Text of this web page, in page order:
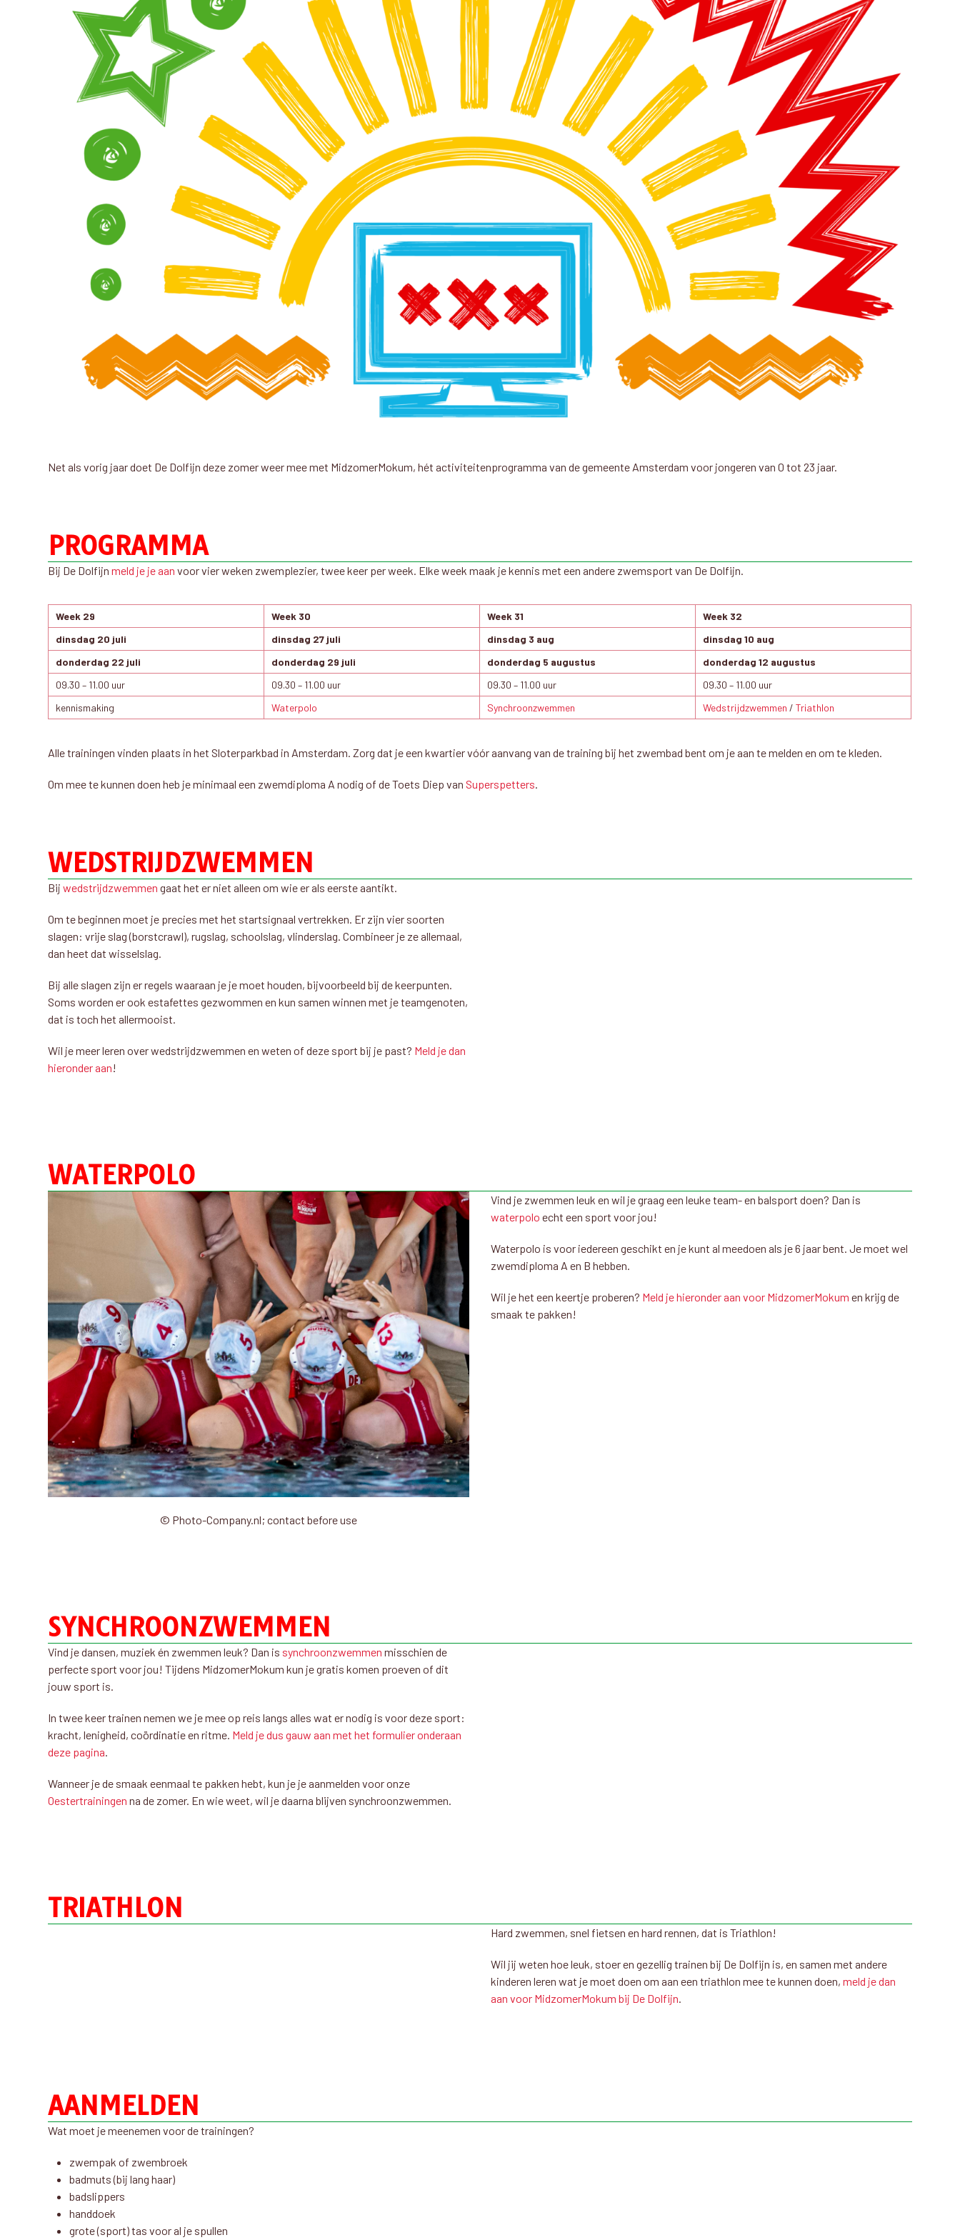
Net als vorig jaar doet De Dolfijn deze zomer weer mee met MidzomerMokum, hét activiteitenprogramma van de gemeente Amsterdam voor jongeren van 0 tot 23 jaar.
PROGRAMMA
Bij De Dolfijnmeld je je aan voor vier weken zwemplezier, twee keer per week. Elke week maak je kennis met een andere zwemsport van De Dolfijn.
Week 29 Week 30 Week 31
Week 32
dinsdag 20 juli
dinsdag 27 juli dinsdag 3 aug
dinsdag 10 aug
donderdag 22 juli
donderdag 29 juli donderdag 5 augustus
donderdag 12 augustus
09.30 – 11.00 uur
09.30 – 11.00 uur 09.30 – 11.00 uur
09.30 – 11.00 uur
kennismaking
Waterpolo Synchroonzwemmen Wedstrijdzwemmen /Triathlon
Alle trainingen vinden plaats in het Sloterparkbad in Amsterdam. Zorg dat je een kwartier vóór aanvang van de training bij het zwembad bent om je aan te melden en om te kleden.
Om mee te kunnen doen heb je minimaal een zwemdiploma A nodig of de Toets Diep van Superspetters.
WEDSTRIJDZWEMMEN
Bijwedstrijdzwemmen gaat het er niet alleen om wie er als eerste aantikt.
Om te beginnen moet je precies met het startsignaal vertrekken. Er zijn vier soorten
slagen: vrije slag (borstcrawl), rugslag, schoolslag, vlinderslag. Combineer je ze allemaal,
dan heet dat wisselslag.
Bij alle slagen zijn er regels waaraan je je moet houden, bijvoorbeeld bij de keerpunten.
Soms worden er ook estafettes gezwommen en kun samen winnen met je teamgenoten,
dat is toch het allermooist.
Wil je meer leren over wedstrijdzwemmen en weten of deze sport bij je past? Meld je dan
hieronder aan!
WATERPOLO
© Photo-Company.nl; contact before use
Vind je zwemmen leuk en wil je graag een leuke team- en balsport doen? Dan is
waterpolo echt een sport voor jou!
Waterpolo is voor iedereen geschikt en je kunt al meedoen als je 6 jaar bent. Je moet wel
zwemdiploma A en B hebben.
Wil je het een keertje proberen? Meld je hieronder aan voor MidzomerMokum en krijg de
smaak te pakken!
SYNCHROONZWEMMEN
Vind je dansen, muziek én zwemmen leuk? Dan is synchroonzwemmen misschien de
perfecte sport voor jou! Tijdens MidzomerMokum kun je gratis komen proeven of dit
jouw sport is.
In twee keer trainen nemen we je mee op reis langs alles wat er nodig is voor deze sport:
kracht, lenigheid, coördinatie en ritme. Meld je dus gauw aan met het formulier onderaan
deze pagina
Wanneer je de smaak eenmaal te pakken hebt, kun je je aanmelden voor onze
Oestertrainingen na de zomer. En wie weet, wil je daarna blijven synchroonzwemmen.
TRIATHLON
Hard zwemmen, snel fietsen en hard rennen, dat is Triathlon!
Wil jij weten hoe leuk, stoer en gezellig trainen bij De Dolfijn is, en samen met andere
kinderen leren wat je moet doen om aan een triathlon mee te kunnen doen, meld je dan
aan voor MidzomerMokum bij De Dolfijn
AANMELDEN
Wat moet je meenemen voor de trainingen?
zwempak of zwembroek
badmuts (bij lang haar)
badslippers
handdoek
grote (sport) tas voor al je spullen